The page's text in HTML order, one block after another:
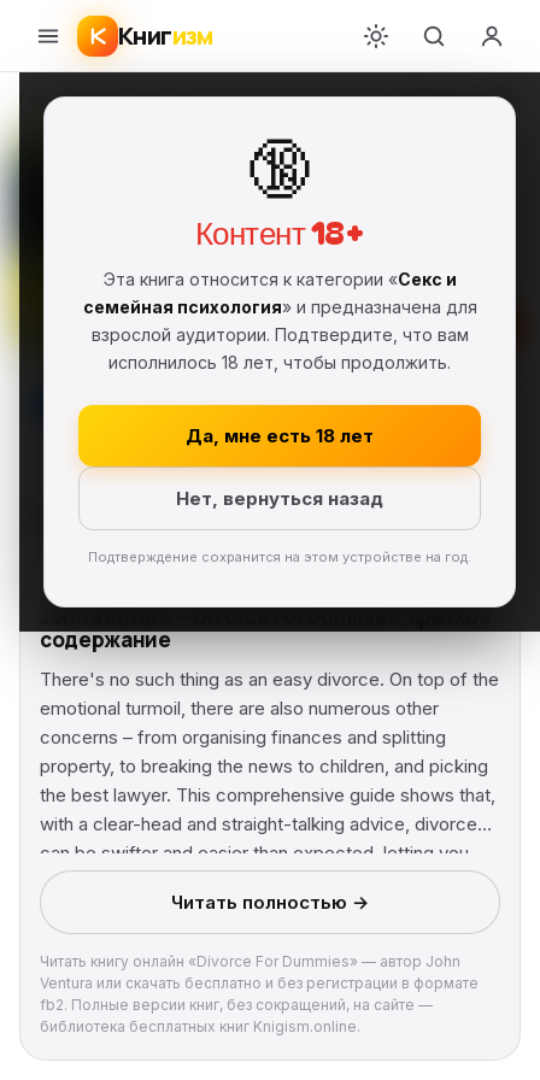
Книгизм
🔞
Контент 18+
Эта книга относится к категории «Секс и
семейная психология» и предназначена для
взрослой аудитории. Подтвердите, что вам
исполнилось 18 лет, чтобы продолжить.
Да, мне есть 18 лет
Нет, вернуться назад
Подтверждение сохранится на этом устройстве на год.
Главная›Секс и семейная психология›John Ventura›Divorce For
Divorce For Dummies
John Ventura
Скачать FB2
John Ventura — Divorce For Dummies, краткое
содержание
There's no such thing as an easy divorce. On top of the
emotional turmoil, there are also numerous other
concerns – from organising finances and splitting
property, to breaking the news to children, and picking
the best lawyer. This comprehensive guide shows that,
with a clear-head and straight-talking advice, divorce
can be swifter and easier than expected, letting you
make a clean break and move on with confidence.
Divorce For Dummies includes the most up-to-date
information on: What to Do First When Things Start to
Go Wrong Separation: A Healthy Breather or a Prelude
to Divorce? Helping Your Children Get Through Your
Divorce Pre-marital Agreements Same-sex and DIY
divorces About the author Elizabeth Walsh is a legal
Читать полностью →
Читать книгу онлайн «Divorce For Dummies» — автор John
Ventura или скачать бесплатно и без регистрации в формате
fb2. Полные версии книг, без сокращений, на сайте —
библиотека бесплатных книг Knigism.online.